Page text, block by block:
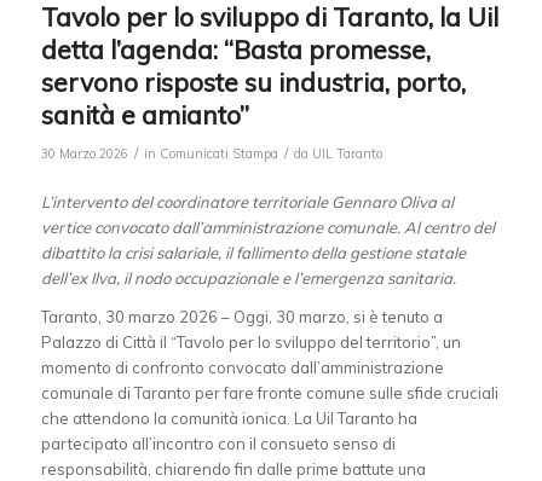
Tavolo per lo sviluppo di Taranto, la Uil
detta l’agenda: “Basta promesse,
servono risposte su industria, porto,
sanità e amianto”
30 Marzo 2026 / in Comunicati Stampa / da UIL Taranto
L’intervento del coordinatore territoriale Gennaro Oliva al
vertice convocato dall’amministrazione comunale. Al centro del
dibattito la crisi salariale, il fallimento della gestione statale
dell’ex Ilva, il nodo occupazionale e l’emergenza sanitaria.
Taranto, 30 marzo 2026 – Oggi, 30 marzo, si è tenuto a
Palazzo di Città il “Tavolo per lo sviluppo del territorio”, un
momento di confronto convocato dall’amministrazione
comunale di Taranto per fare fronte comune sulle sfide cruciali
che attendono la comunità ionica. La Uil Taranto ha
partecipato all’incontro con il consueto senso di
responsabilità, chiarendo fin dalle prime battute una